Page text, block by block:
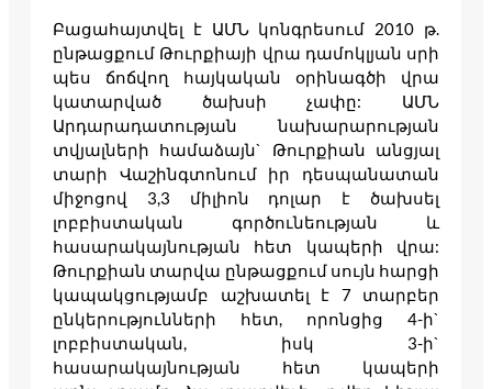
Բացահայտվել է ԱՄՆ կոնգրեսում 2010 թ.
ընթացքում Թուրքիայի վրա դամոկլյան սրի
պես ճոճվող հայկական օրինագծի վրա
կատարված ծախսի չափը: ԱՄՆ
Արդարադատության նախարարության
տվյալների համաձայն` Թուրքիան անցյալ
տարի Վաշինգտոնում իր դեսպանատան
միջոցով 3,3 միլիոն դոլար է ծախսել
լոբբիստական գործունեության և
հասարակայնության հետ կապերի վրա:
Թուրքիան տարվա ընթացքում սույն հարցի
կապակցությամբ աշխատել է 7 տարբեր
ընկերությունների հետ, որոնցից 4-ի`
լոբբիստական, իսկ 3-ի`
հասարակայնության հետ կապերի